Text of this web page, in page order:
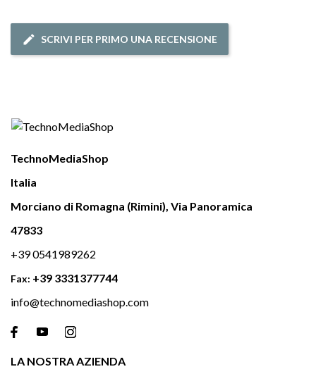
SCRIVI PER PRIMO UNA RECENSIONE
TechnoMediaShop
Italia
Morciano di Romagna (Rimini), Via Panoramica
47833
+39 0541989262
Fax: +39 3331377744
info@technomediashop.com
LA NOSTRA AZIENDA